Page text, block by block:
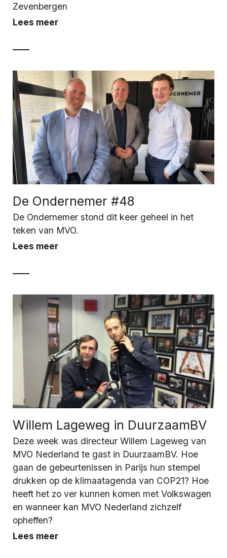
Zevenbergen
Lees meer
De Ondernemer #48
De Ondernemer stond dit keer geheel in het
teken van MVO.
Lees meer
Willem Lageweg in DuurzaamBV
Deze week was directeur Willem Lageweg van
MVO Nederland te gast in DuurzaamBV. Hoe
gaan de gebeurtenissen in Parijs hun stempel
drukken op de klimaatagenda van COP21? Hoe
heeft het zo ver kunnen komen met Volkswagen
en wanneer kan MVO Nederland zichzelf
opheffen?
Lees meer